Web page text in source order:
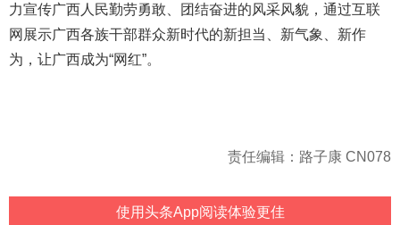
力宣传广西人民勤劳勇敢、团结奋进的风采风貌，通过互联
网展示广西各族干部群众新时代的新担当、新气象、新作
为，让广西成为“网红”。
责任编辑：路子康 CN078
使用头条App阅读体验更佳